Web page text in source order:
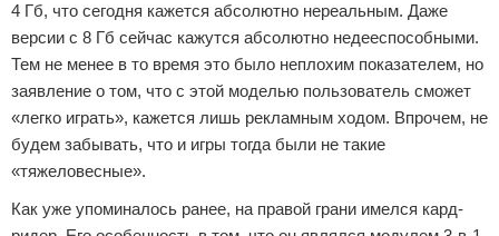
4 Гб, что сегодня кажется абсолютно нереальным. Даже
версии с 8 Гб сейчас кажутся абсолютно недееспособными.
Тем не менее в то время это было неплохим показателем, но
заявление о том, что с этой моделью пользователь сможет
«легко играть», кажется лишь рекламным ходом. Впрочем, не
будем забывать, что и игры тогда были не такие
«тяжеловесные».
Как уже упоминалось ранее, на правой грани имелся кард-